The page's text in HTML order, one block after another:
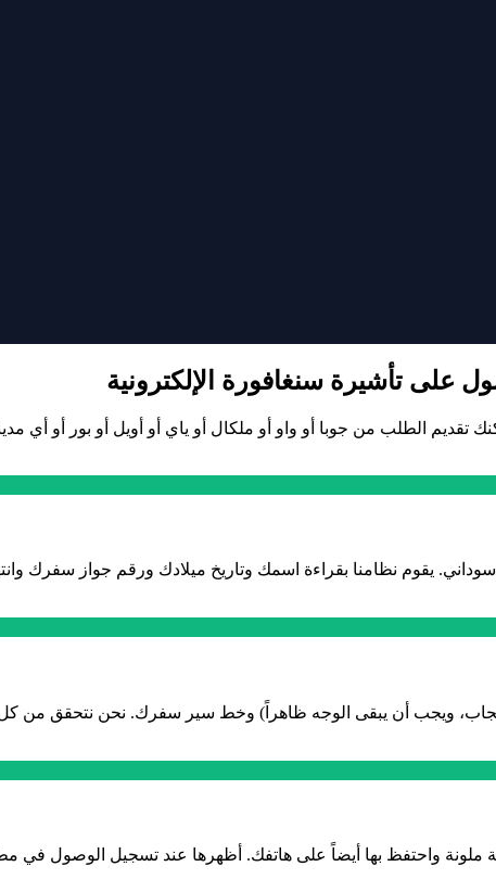
على تأشيرة سنغافورة الإلكترونية
يقوم نظامنا بقراءة اسمك وتاريخ ميلادك ورقم جواز سفرك
ويجب أن يبقى الوجه ظاهراً) وخط سير سفرك. نحن نتحقق من كل